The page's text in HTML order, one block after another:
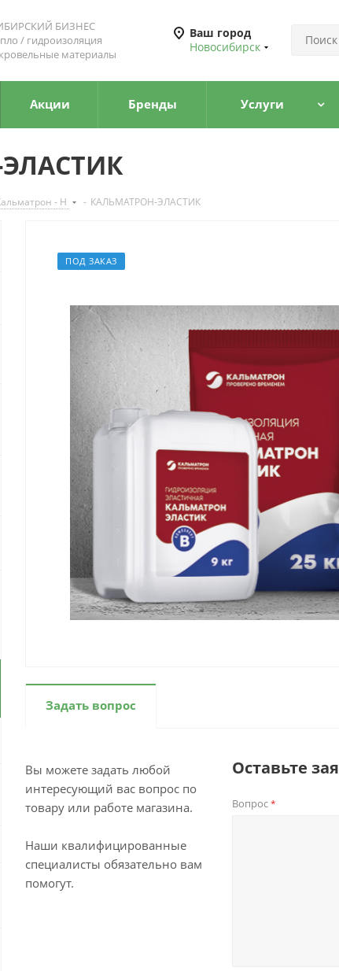
БИЗНЕС
/ гидроизоляция
материалы
Ваш город
Новосибирск
Акции Бренды Услуги
- Н - КАЛЬМАТРОН-ЭЛАСТИК
ПОД ЗАКАЗ
Задать вопрос
Вы можете задать любой
интересующий вас вопрос по
товару или работе магазина.
Наши квалифицированные
специалисты обязательно вам
помогут.
Оставьте
Вопрос*